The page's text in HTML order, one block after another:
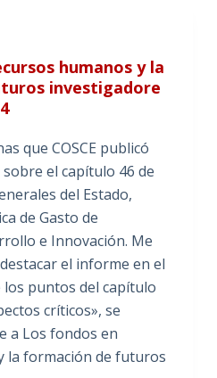
humanos y la
investigadore
que COSCE publicó
el capítulo 46 de
del Estado,
de Gasto de
e Innovación. Me
el informe en el
puntos del capítulo
críticos», se
a Los fondos en
la formación de futuros